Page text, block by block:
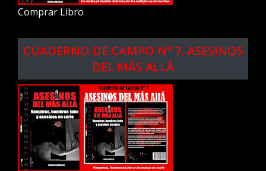
Comprar Libro
CUADERNO DE CAMPO Nº 7. ASESINOS
DEL MÁS ALLÁ